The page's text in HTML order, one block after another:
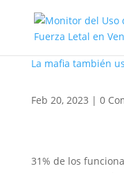
La mafia también
Feb 20, 2023 | 0
31% de los